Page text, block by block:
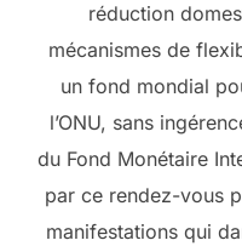
réduction
mécanismes de
un fond mondial
l’ONU, sans
du Fond Monétaire
par ce rendez-vous
manifestations qui